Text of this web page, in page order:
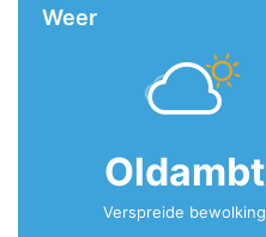
Weer
Oldambt
Verspreide bewolking